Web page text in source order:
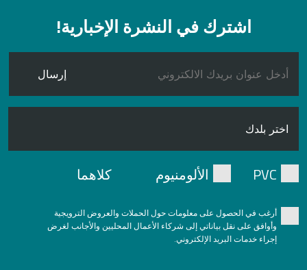
اشترك في النشرة الإخبارية!
إرسال
PVC الألومنيوم كلاهما
أرغب في الحصول على معلومات حول الحملات والعروض الترويجية
وأوافق على نقل بياناتي إلى شركاء الأعمال المحليين والأجانب لغرض
إجراء خدمات البريد الإلكتروني.